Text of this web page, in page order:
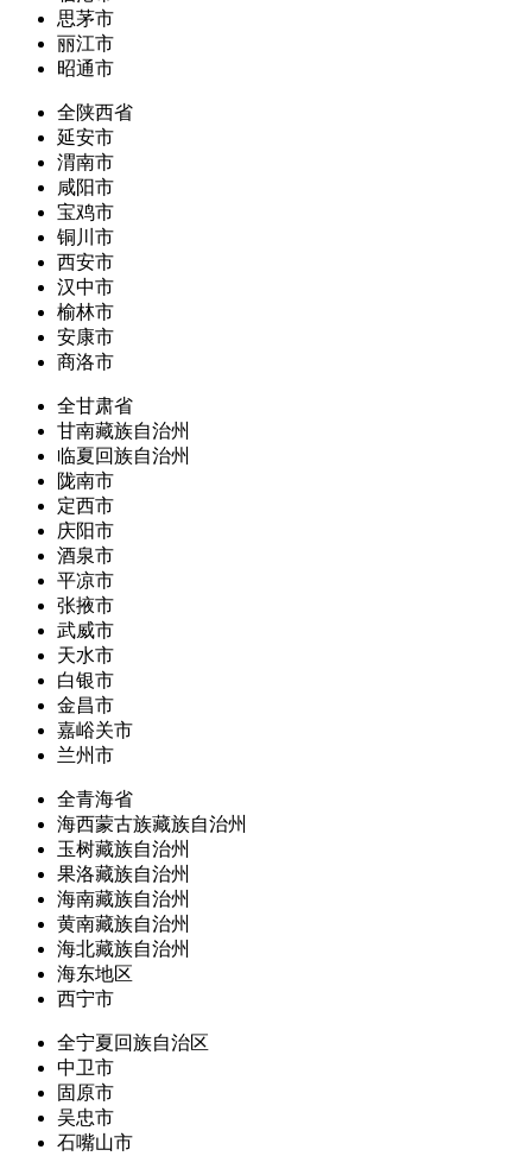
思茅市
丽江市
昭通市
全陕西省
延安市
渭南市
咸阳市
宝鸡市
铜川市
西安市
汉中市
榆林市
安康市
商洛市
全甘肃省
甘南藏族自治州
临夏回族自治州
陇南市
定西市
庆阳市
酒泉市
平凉市
张掖市
武威市
天水市
白银市
金昌市
嘉峪关市
兰州市
全青海省
海西蒙古族藏族自治州
玉树藏族自治州
果洛藏族自治州
海南藏族自治州
黄南藏族自治州
海北藏族自治州
海东地区
西宁市
全宁夏回族自治区
中卫市
固原市
吴忠市
石嘴山市